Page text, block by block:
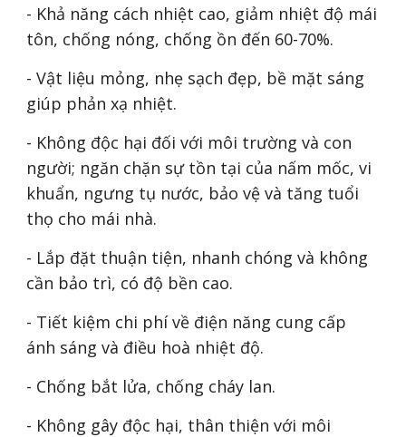
- Khả năng cách nhiệt cao, giảm nhiệt độ mái
tôn, chống nóng, chống ồn đến 60-70%.
- Vật liệu mỏng, nhẹ sạch đẹp, bề mặt sáng
giúp phản xạ nhiệt.
- Không độc hại đối với môi trường và con
người; ngăn chặn sự tồn tại của nấm mốc, vi
khuẩn, ngưng tụ nước, bảo vệ và tăng tuổi
thọ cho mái nhà.
- Lắp đặt thuận tiện, nhanh chóng và không
cần bảo trì, có độ bền cao.
- Tiết kiệm chi phí về điện năng cung cấp
ánh sáng và điều hoà nhiệt độ.
- Chống bắt lửa, chống cháy lan.
- Không gây độc hại, thân thiện với môi